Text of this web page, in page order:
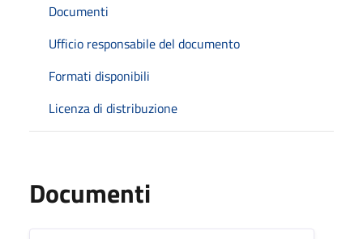
Documenti
Ufficio responsabile del documento
Formati disponibili
Licenza di distribuzione
Documenti